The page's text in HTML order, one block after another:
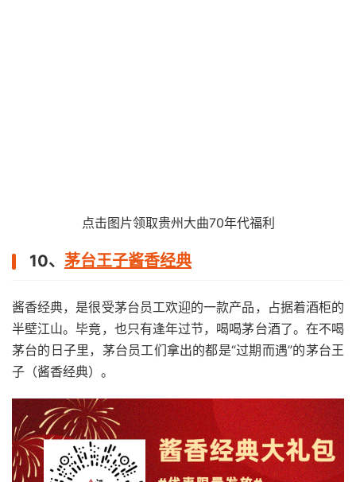
点击图片领取贵州大曲70年代福利
10、 茅台王子酱香经典
酱香经典，是很受茅台员工欢迎的一款产品，占据着酒柜的
半壁江山。毕竟，也只有逢年过节，喝喝茅台酒了。在不喝
茅台的日子里，茅台员工们拿出的都是“过期而遇”的茅台王
子（酱香经典）。